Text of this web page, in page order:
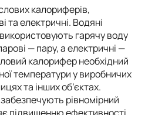
калориферів,
та електричні. Водяні
гарячу воду
— пару, а електричні —
калорифер необхідний
температури у виробничих
та інших об’єктах.
рівномірний